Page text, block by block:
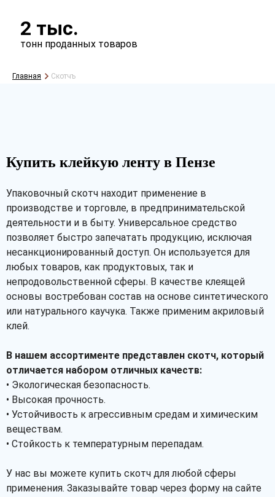
2 тыс.
тонн проданных товаров
Главная Скотчъ
Купить клейкую ленту в Пензе
Упаковочный скотч находит применение в
производстве и торговле, в предпринимательской
деятельности и в быту. Универсальное средство
позволяет быстро запечатать продукцию, исключая
несанкционированный доступ. Он используется для
любых товаров, как продуктовых, так и
непродовольственной сферы. В качестве клеящей
основы востребован состав на основе синтетического
или натурального каучука. Также применим акриловый
клей.
В нашем ассортименте представлен скотч, который
отличается набором отличных качеств:
• Экологическая безопасность.
• Высокая прочность.
• Устойчивость к агрессивным средам и химическим
веществам.
• Стойкость к температурным перепадам.
У нас вы можете купить скотч для любой сферы
применения. Заказывайте товар через форму на сайте